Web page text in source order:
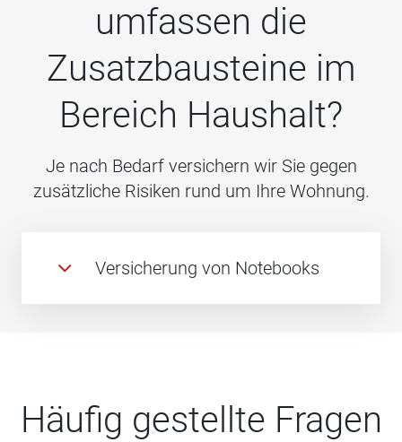
umfassen die
Zusatzbausteine im
Bereich Haushalt?
Je nach Bedarf versichern wir Sie gegen
zusätzliche Risiken rund um Ihre Wohnung.
Versicherung von Notebooks
Häufig gestellte Fragen